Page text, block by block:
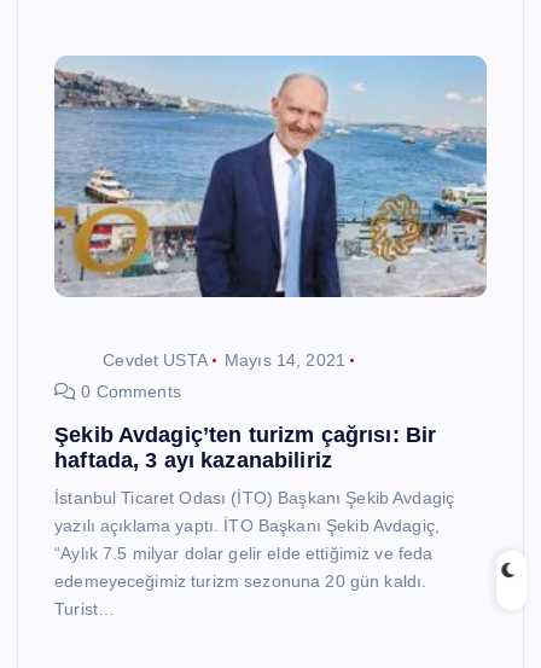
Cevdet USTA
Mayıs 14, 2021
0 Comments
Şekib Avdagiç’ten turizm çağrısı: Bir
haftada, 3 ayı kazanabiliriz
İstanbul Ticaret Odası (İTO) Başkanı Şekib Avdagiç
yazılı açıklama yaptı. İTO Başkanı Şekib Avdagiç,
“Aylık 7.5 milyar dolar gelir elde ettiğimiz ve feda
edemeyeceğimiz turizm sezonuna 20 gün kaldı.
Turist…